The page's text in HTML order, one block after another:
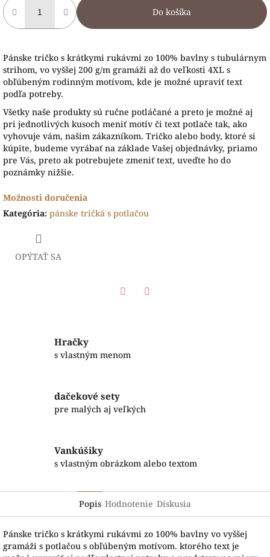
Do košíka
Pánske tričko s krátkymi rukávmi zo 100% bavlny s tubulárnym
strihom, vo vyššej 200 g/m gramáži až do veľkosti 4XL s
obľúbeným rodinným motívom, kde je možné upraviť text
podľa potreby.
Všetky naše produkty sú ručne potláčané a preto je možné aj
pri jednotlivých kusoch meniť motív či text potlače tak, ako
vyhovuje vám, našim zákazníkom. Tričko alebo body, ktoré si
kúpite, budeme vyrábať na základe Vašej objednávky, priamo
pre Vás, preto ak potrebujete zmeniť text, uveďte ho do
poznámky nižšie.
Možnosti doručenia
Kategória: pánske tričká s potlačou
OPÝTAŤ SA
Hračky
s vlastným menom
dačekové sety
pre malých aj veľkých
Vankúšiky
s vlastným obrázkom alebo textom
Popis Hodnotenie Diskusia
Pánske tričko s krátkymi rukávmi zo 100% bavlny vo vyššej
gramáži s potlačou s obľúbeným motívom. ktorého text je